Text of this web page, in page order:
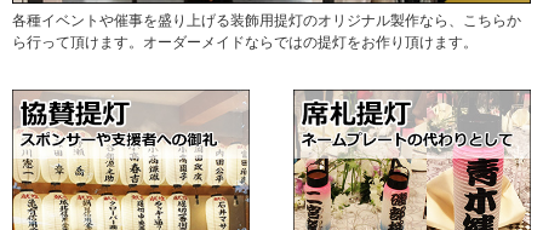
各種イベントや催事を盛り上げる装飾用提灯のオリジナル製作なら、こちらか
ら行って頂けます。オーダーメイドならではの提灯をお作り頂けます。